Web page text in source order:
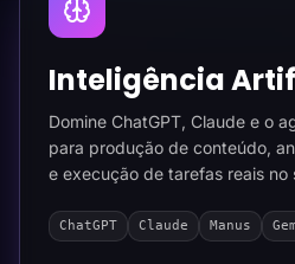
Inteligência
Domine ChatGPT, Claude e o
para produção de conteúdo,
e execução de tarefas reais no
ChatGPT Claude Manus